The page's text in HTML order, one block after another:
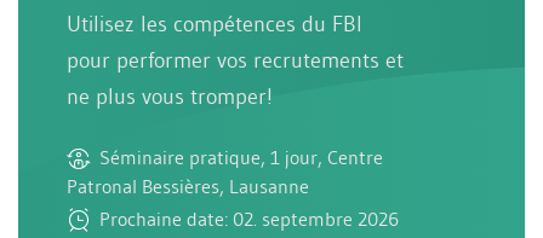
Utilisez les compétences du FBI
pour performer vos recrutements et
ne plus vous tromper!
Séminaire pratique, 1 jour, Centre
Patronal Bessières, Lausanne
Prochaine date: 02. septembre 2026